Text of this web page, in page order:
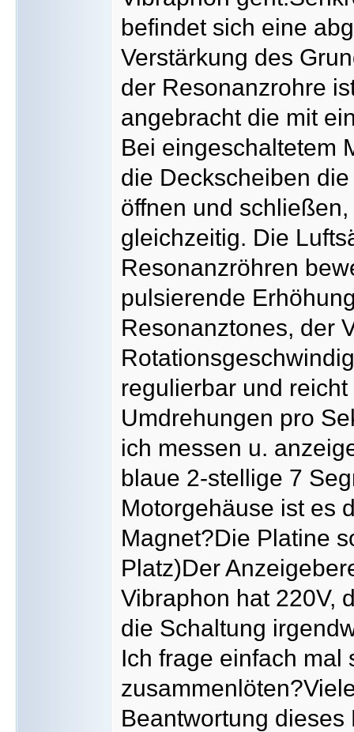
befindet sich eine
Verstärkung des
der Resonanzrohre
angebracht die mit
Bei eingeschaltetem
die Deckscheiben
öffnen und
gleichzeitig. Die
Resonanzröhren
pulsierende
Resonanztones, der
regulierbar und
Umdrehungen pro
ich messen u.
blaue 2-stellige 7
Motorgehäuse ist es
Magnet?Die Platine
Platz)Der
Vibraphon hat 220V,
die Schaltung
Ich frage einfach mal
Beantwortung dieses